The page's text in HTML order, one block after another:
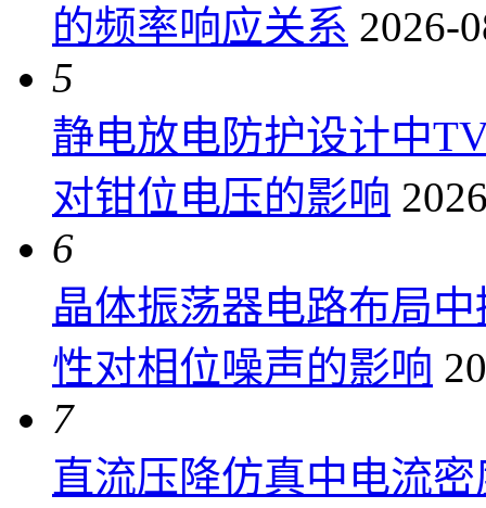
的频率响应关系 2026-
5
静电放电防护设计中
对钳位电压的影响
6
晶体振荡器电路布局
性对相位噪声的影响
7
直流压降仿真中电流